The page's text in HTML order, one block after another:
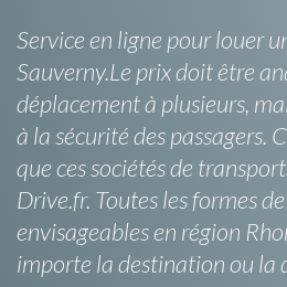
Service en ligne pour louer
Sauverny.Le prix doit être
déplacement à plusieurs,
à la sécurité des passagers.
que ces sociétés de
Drive.fr. Toutes les formes
envisageables en région
importe la destination ou la